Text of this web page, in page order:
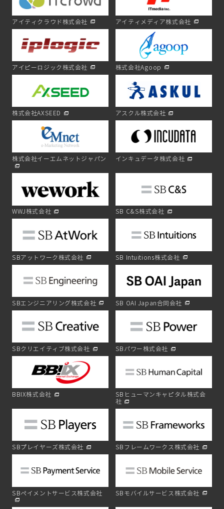
アイティクラウド株式会社 アイティメディア株式会社
アイピーロジック株式会社 株式会社Agoop
株式会社AXSEED アスクル株式会社
株式会社イーエムネットジャパン インキュデータ株式会社
WWJ株式会社 SB C&S株式会社
SBアットワーク株式会社 SB Intuitions株式会社
SBエンジニアリング株式会社 SB OAI Japan合同会社
SBクリエイティブ株式会社 SBパワー株式会社
BBIX株式会社
SBヒューマンキャピタル株式会
社
SBプレイヤーズ株式会社 SBフレームワークス株式会社
SBペイメントサービス株式会社 SBモバイルサービス株式会社